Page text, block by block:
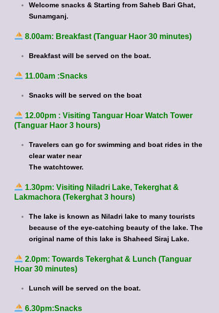
Welcome snacks & Starting from Saheb Bari Ghat,
Sunamganj.
8.00am: Breakfast (Tanguar Haor 30 minutes)
Breakfast will be served on the boat.
11.00am :Snacks
Snacks will be served on the boat
12.00pm : Visiting Tanguar Hoar Watch Tower
(Tanguar Haor 3 hours)
Travelers can go for swimming and boat rides in the
clear water near
The watchtower.
1.30pm: Visiting Niladri Lake, Tekerghat &
Lakmachora (Tekerghat 3 hours)
The lake is known as Niladri lake to many tourists
because of the eye-catching beauty of the lake. The
original name of this lake is Shaheed Siraj Lake.
2.0pm: Towards Tekerghat & Lunch (Tanguar
Hoar 30 minutes)
Lunch will be served on the boat.
6.30pm:Snacks